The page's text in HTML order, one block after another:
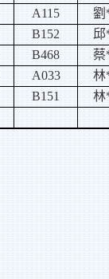
A115 劉
B152 邱
B468 蔡
A033 林
B151 林